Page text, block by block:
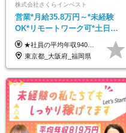
株式会社さくらインベスト
営業*月給35.8万円～*未経験
OK*リモートワーク可*土日祝
休み*年休123日以上*転職者全
員が収入UP
★社員の平均年収940万円（※2025年11月時点） ★転職者は全員収入アップを実現 ★入社半年で昇給した実績あり！ 【営業未経験】 月給35万8,000円～（固定残業代含む）＋インセンティブ ＋賞与年2回 【管理職候補】 月給40万円～100万円＋インセンティブ＋賞与年2回 ※固定残業代は、時間外労働の有無にかかわらず月25時間分（月5万8,000円～）を支給します。 ※上記を超える時間外労働分は、別途追加で支給します。 ＼月給額が高い理由について／ 当社が扱うのは、1件あたり100万円以上となる高単価な金融商品です。 そのため月給ベースも高く設定して社員に還元しています。 ＜試用期間中の給与＞※営業未経験の方 試用期間2カ月あり。 月給25万円＋営業手当5万円（資格取得後より日割り支給） ※残業代は別途全額支給します。 ※その他の待遇に差異はありません。 ★時短勤務も可能です ・7時間勤務：月給26万2,500円～＋インセンティブ＋賞与（年2回） ・6時間勤務：月給24万円～＋インセンティブ＋賞与（年2回） （時短勤務例）9:00-16:00、10:00-17:00など
東京都_大阪府_福岡県